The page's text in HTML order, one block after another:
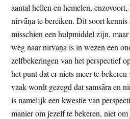
aantal hellen en hemelen,
nirvāṇa te bereiken. Dit soort kennis
misschien een hulpmiddel zijn,
weg naar nirvāṇa is in wezen een
zelfbekeringen van het perspectief
het punt dat er niets meer te
vaak wordt gezegd dat samsāra en
is namelijk een kwestie van
manier om jezelf te bekeren, niet